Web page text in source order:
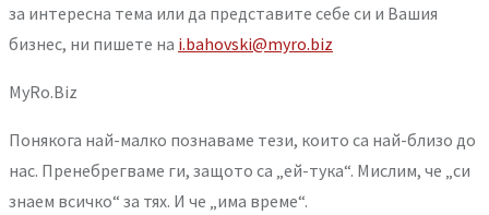
за интересна тема или да представите себе си и Вашия
бизнес, ни пишете на i.bahovski@myro.biz
MyRo.Biz
Понякога най-малко познаваме тези, които са най-близо до
нас. Пренебрегваме ги, защото са „ей-тука“. Мислим, че „си
знаем всичко“ за тях. И че „има време“.